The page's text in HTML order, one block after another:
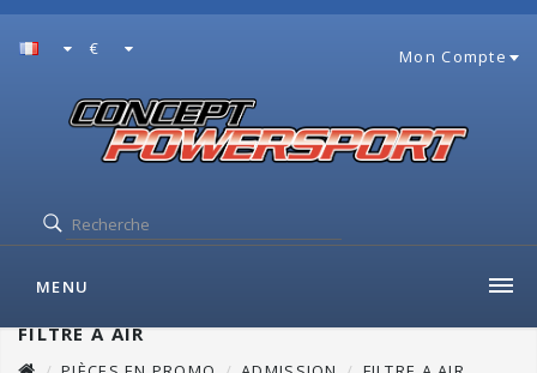
Mon Compte
€
MENU
FILTRE A AIR